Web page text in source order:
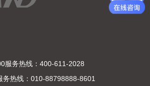
服务热线：400-611-2028
务热线：010-88798888-8601